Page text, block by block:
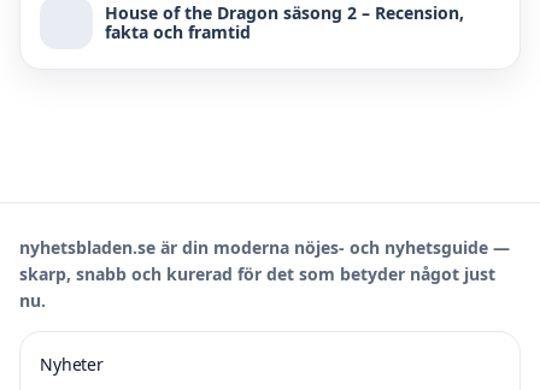
House of the Dragon säsong 2 – Recension,
fakta och framtid
nyhetsbladen.se är din moderna nöjes- och nyhetsguide —
skarp, snabb och kurerad för det som betyder något just
nu.
Nyheter